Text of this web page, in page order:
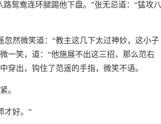
鸳鸯连环腿踢他下盘。”张无忌道：“猛攻八
然微笑道：“教主这几下太过神妙，这小子
一笑，道：“他施展不出这三招，那么范右
穿出，钩住了范遥的手指，微笑不语。
。
才好。”